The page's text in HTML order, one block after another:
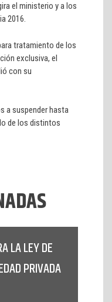
el ministerio y a los
2016.
tratamiento de los
exclusiva, el
con su
a suspender hasta
de los distintos
LA LEY DE
PRIVADA